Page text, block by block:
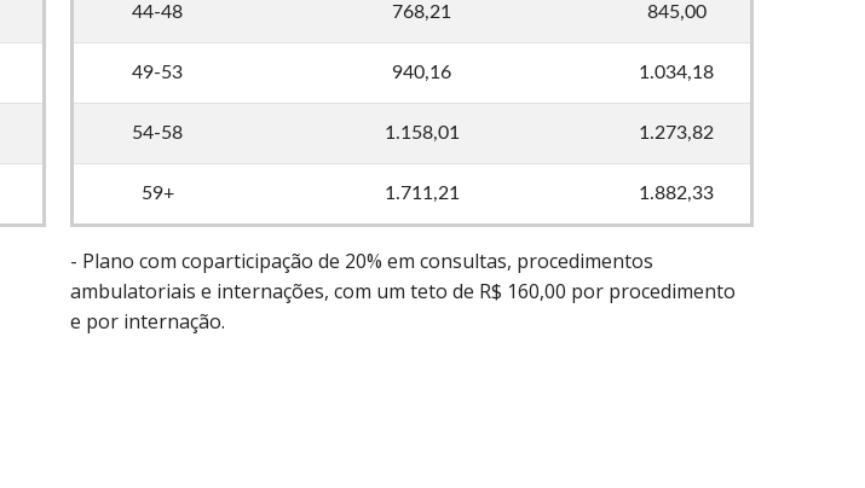
44-48 768,21 845,00
49-53 940,16 1.034,18
54-58 1.158,01 1.273,82
59+ 1.711,21 1.882,33
- Plano com coparticipação de 20% em consultas, procedimentos
ambulatoriais e internações, com um teto de R$ 160,00 por procedimento
e por internação.